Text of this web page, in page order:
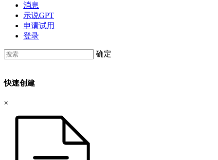
消息
示说GPT
申请试用
登录
确定
快速创建
×